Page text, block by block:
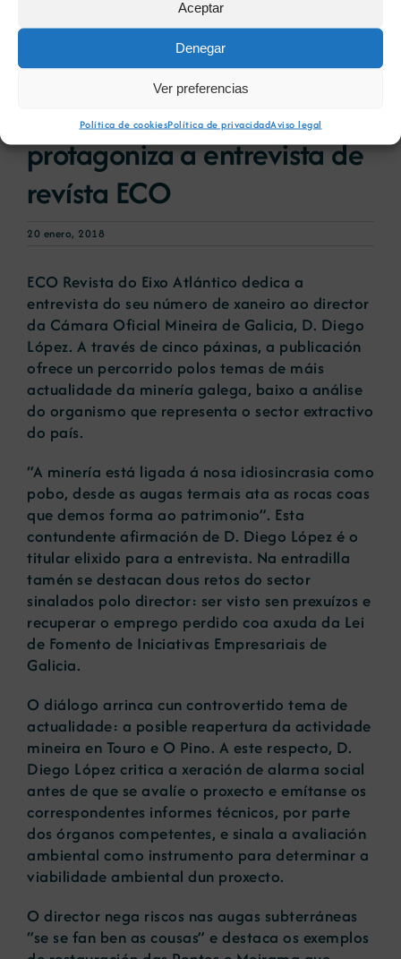
Aceptar
Denegar
Ver preferencias
Política de cookiesPolítica de privacidadAviso legal
O director da COMG
protagoniza a entrevista de
revísta ECO
20 enero, 2018
ECO Revista do Eixo Atlántico dedica a
entrevista do seu número de xaneiro ao director
da Cámara Oficial Mineira de Galicia, D. Diego
López. A través de cinco páxinas, a publicación
ofrece un percorrido polos temas de máis
actualidade da minería galega, baixo a análise
do organismo que representa o sector extractivo
do país.
“A minería está ligada á nosa idiosincrasia como
pobo, desde as augas termais ata as rocas coas
que demos forma ao patrimonio”. Esta
contundente afirmación de D. Diego López é o
titular elixido para a entrevista. Na entradilla
tamén se destacan dous retos do sector
sinalados polo director: ser visto sen prexuízos e
recuperar o emprego perdido coa axuda da Lei
de Fomento de Iniciativas Empresariais de
Galicia.
O diálogo arrinca cun controvertido tema de
actualidade: a posible reapertura da actividade
mineira en Touro e O Pino. A este respecto, D.
Diego López critica a xeración de alarma social
antes de que se avalíe o proxecto e emítanse os
correspondentes informes técnicos, por parte
dos órganos competentes, e sinala a avaliación
ambiental como instrumento para determinar a
viabilidade ambiental dun proxecto.
O director nega riscos nas augas subterráneas
“se se fan ben as cousas” e destaca os exemplos